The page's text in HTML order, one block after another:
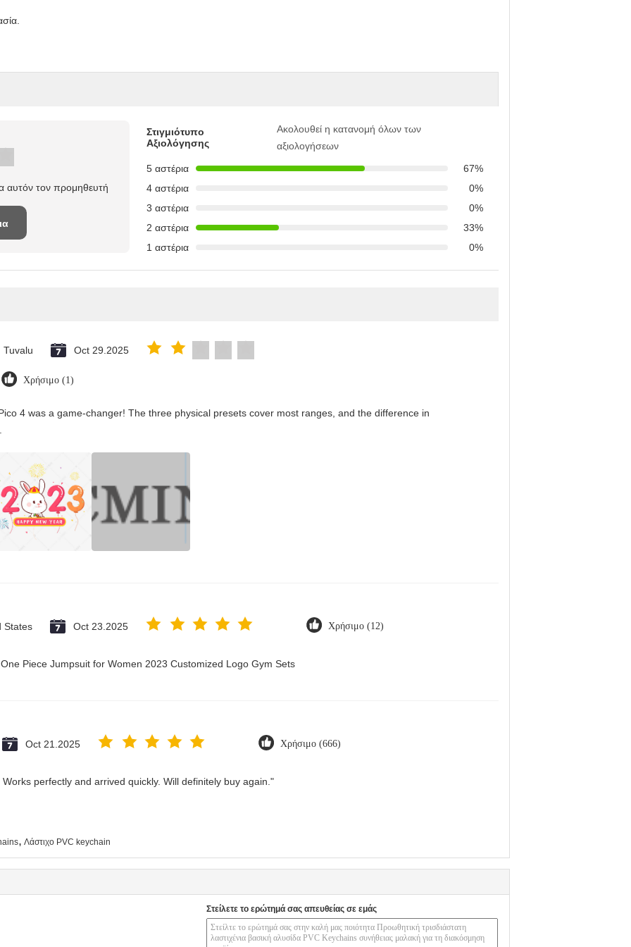
αυτόν τον προμηθευτή
Στιγμιότυπο
Αξιολόγησης
Ακολουθεί η κατανομή όλων των
αξιολογήσεων
5 αστέρια
67%
4 αστέρια
0%
3 αστέρια
0%
2 αστέρια
33%
1 αστέρια
0%
Tuvalu Oct 29.2025
Χρήσιμο (1)
4 was a game-changer! The three physical presets cover most ranges, and the difference in
States Oct 23.2025 Χρήσιμο (12)
Piece Jumpsuit for Women 2023 Customized Logo Gym Sets
Oct 21.2025 Χρήσιμο (666)
perfectly and arrived quickly. Will definitely buy again."
, Λάστιχο PVC keychain
Στείλετε το ερώτημά σας απευθείας σε εμάς